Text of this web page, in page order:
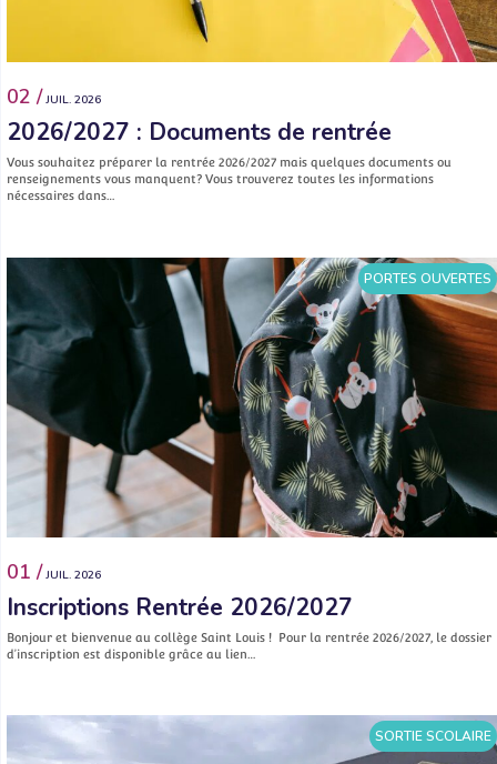
02 / JUIL. 2026
2026/2027 : Documents de rentrée
Vous souhaitez préparer la rentrée 2026/2027 mais quelques documents ou
renseignements vous manquent? Vous trouverez toutes les informations
nécessaires dans…
PORTES OUVERTES
01 / JUIL. 2026
Inscriptions Rentrée 2026/2027
Bonjour et bienvenue au collège Saint Louis ! Pour la rentrée 2026/2027, le dossier
d’inscription est disponible grâce au lien…
SORTIE SCOLAIRE